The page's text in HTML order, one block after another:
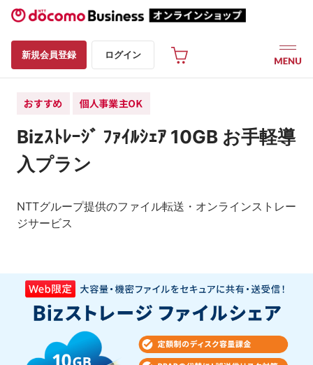
新規会員登録 ログイン
Bizｽﾄﾚｰｼﾞ ﾌｧｲﾙｼｪｱ 10GB お手軽導
入プラン
NTTグループ提供のファイル転送・オンラインストレー
ジサービス